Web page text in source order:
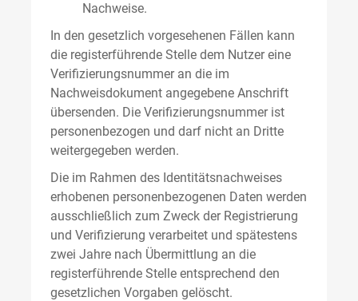
Nachweise.
In den gesetzlich vorgesehenen Fällen kann
die registerführende Stelle dem Nutzer eine
Verifizierungsnummer an die im
Nachweisdokument angegebene Anschrift
übersenden. Die Verifizierungsnummer ist
personenbezogen und darf nicht an Dritte
weitergegeben werden.
Die im Rahmen des Identitätsnachweises
erhobenen personenbezogenen Daten werden
ausschließlich zum Zweck der Registrierung
und Verifizierung verarbeitet und spätestens
zwei Jahre nach Übermittlung an die
registerführende Stelle entsprechend den
gesetzlichen Vorgaben gelöscht.